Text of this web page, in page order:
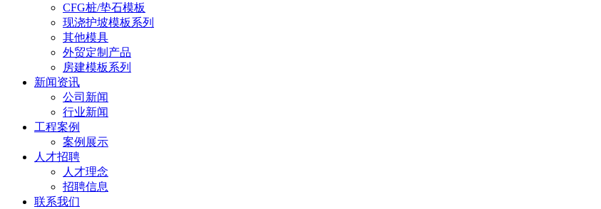
CFG桩/垫石模板
现浇护坡模板系列
其他模具
外贸定制产品
房建模板系列
新闻资讯
公司新闻
行业新闻
工程案例
案例展示
人才招聘
人才理念
招聘信息
联系我们